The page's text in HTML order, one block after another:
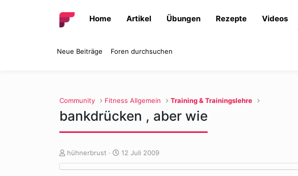
Home Artikel Übungen Rezepte Videos
Neue Beiträge Foren durchsuchen
Community Fitness Allgemein Training & Trainingslehre
bankdrücken , aber wie
E
r
s
hühnerbrust
E
r
s
12 Juli 2009